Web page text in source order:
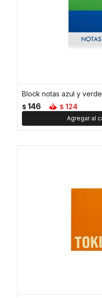
Block notas azul y verde
$ 146 $ 124